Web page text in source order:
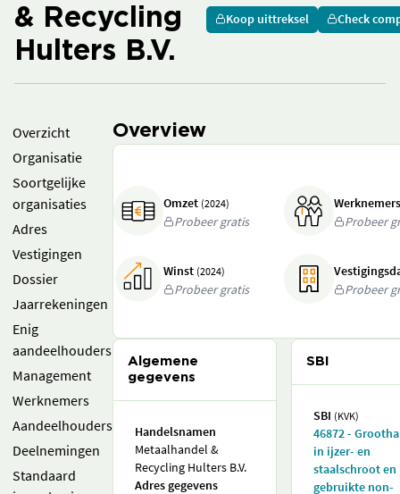
& Recycling
Hulters B.V.
Koop uittreksel Check
Overzicht
Organisatie
Soortgelijke
organisaties
Adres
Vestigingen
Dossier
Jaarrekeningen
Enig
aandeelhouders
Management
Werknemers
Aandeelhouders
Deelnemingen
Standaard
Overview
Omzet (2024)
Probeer gratis
Probeer
Winst (2024)
Probeer gratis
Probeer
Algemene
gegevens
Handelsnamen
Metaalhandel &
Recycling Hulters B.V.
Adres gegevens
SBI
SBI (KVK)
46872 -
in ijzer- en
staalschroot en
gebruikte non-